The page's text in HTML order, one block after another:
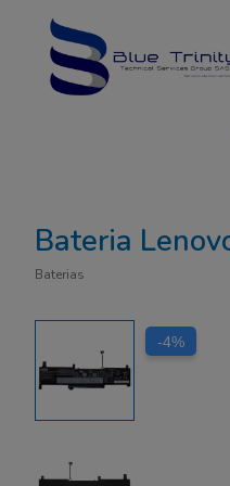
contenido
Bateria
Baterias
-4%